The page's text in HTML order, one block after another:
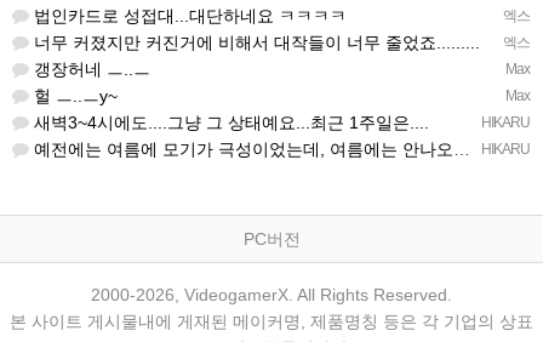
엑스
법인카드로 성접대...대단하네요 ㅋㅋㅋㅋ
엑스
너무 커졌지만 커진거에 비해서 대작들이 너무 줄었죠.........
Max
갱장허네 ㅡ..ㅡ
Max
헐 ㅡ..ㅡy~
HIKARU
새벽3~4시에도....그냥 그 상태예요...최근 1주일은....
HIKARU
예전에는 여름에 모기가 극성이었는데, 여름에는 안나오는 것 같은.....ㅎ ㅎ)
PC버전
2000-2026, VideogamerX. All Rights Reserved.
본 사이트 게시물내에 게재된 메이커명, 제품명칭 등은 각 기업의 상표